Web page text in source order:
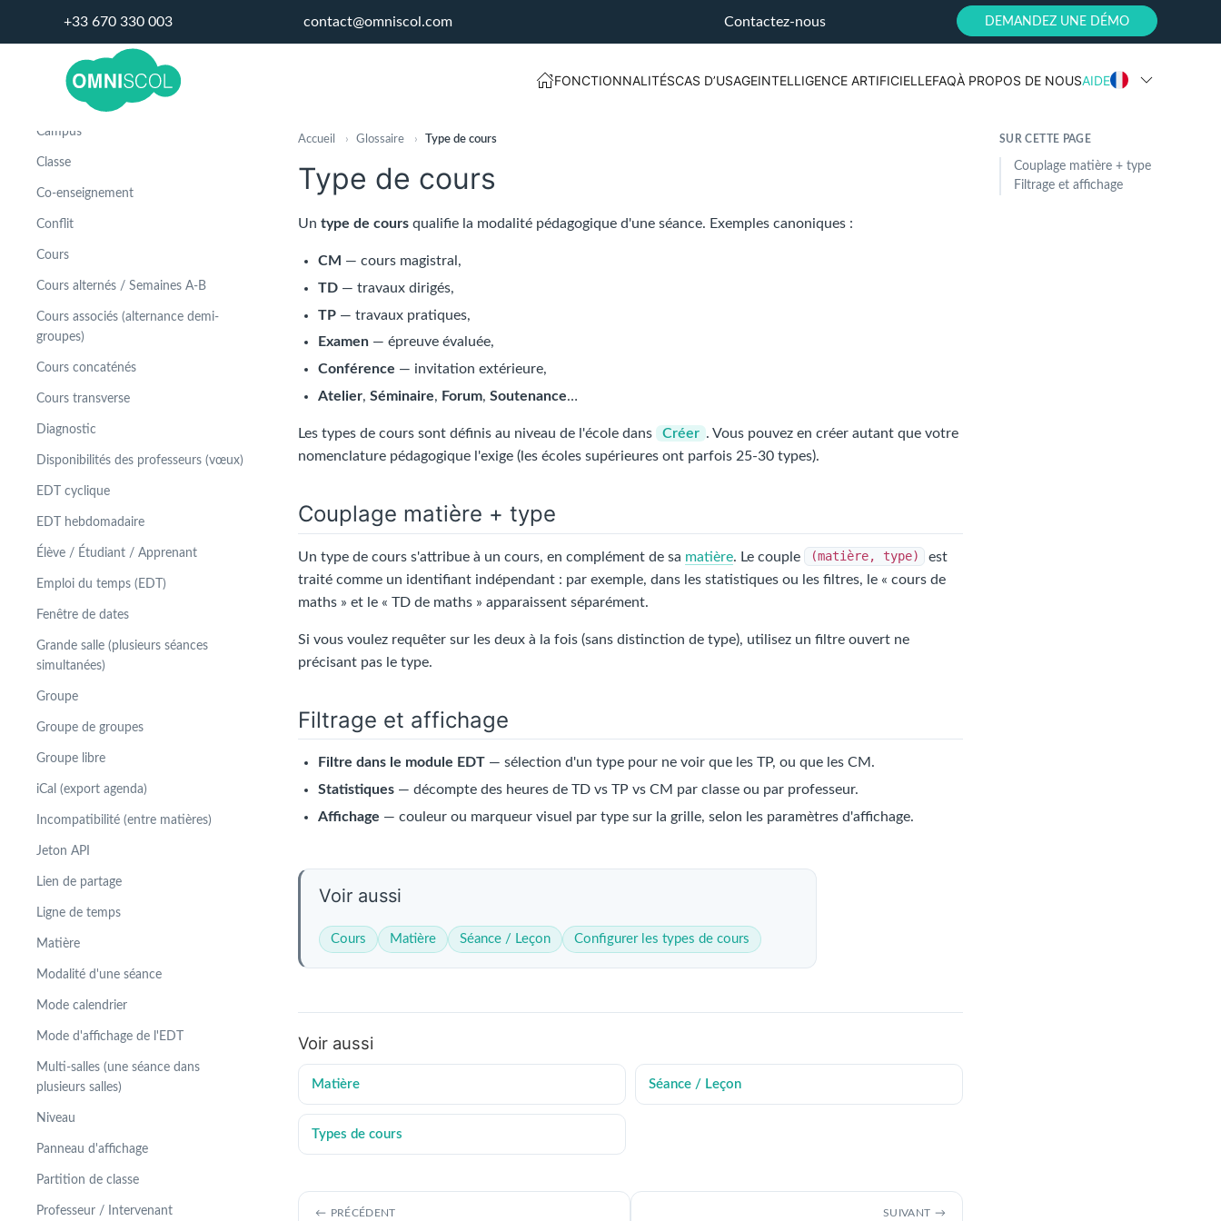
+33 670 330 003 contact@omniscol.com Contactez-nous DEMANDEZ UNE DÉMO
FONCTIONNALITÉSCAS D’USAGEINTELLIGENCE ARTIFICIELLEFAQÀ PROPOS DE NOUSAIDE
Alignement de groupes
Année scolaire
Campus
Classe
Co-enseignement
Conflit
Cours
Cours alternés / Semaines A-B
Cours associés (alternance demi-
groupes)
Cours concaténés
Cours transverse
Diagnostic
Disponibilités des professeurs (vœux)
EDT cyclique
EDT hebdomadaire
Élève / Étudiant / Apprenant
Emploi du temps (EDT)
Fenêtre de dates
Grande salle (plusieurs séances
simultanées)
Groupe
Groupe de groupes
Groupe libre
iCal (export agenda)
Incompatibilité (entre matières)
Jeton API
Lien de partage
Ligne de temps
Matière
Modalité d'une séance
Mode calendrier
Mode d'affichage de l'EDT
Multi-salles (une séance dans
plusieurs salles)
Niveau
Panneau d'affichage
Partition de classe
Professeur / Intervenant
Accueil › Glossaire › Type de cours
Type de cours
Un type de cours qualifie la modalité pédagogique d'une séance. Exemples canoniques :
CM — cours magistral,
TD — travaux dirigés,
TP — travaux pratiques,
Examen — épreuve évaluée,
Conférence — invitation extérieure,
Atelier,Séminaire, Forum,Soutenance…
Les types de cours sont définis au niveau de l'école dans Créer . Vous pouvez en créer autant que votre
nomenclature pédagogique l'exige (les écoles supérieures ont parfois 25-30 types).
Couplage matière + type
Un type de cours s'attribue à un cours, en complément de sa matière. Le couple (matière, type)
est
traité comme un identifiant indépendant : par exemple, dans les statistiques ou les filtres, le « cours de
maths » et le « TD de maths » apparaissent séparément.
Si vous voulez requêter sur les deux à la fois (sans distinction de type), utilisez un filtre ouvert ne
précisant pas le type.
Filtrage et affichage
Filtre dans le module EDT — sélection d'un type pour ne voir que les TP, ou que les CM.
Statistiques — décompte des heures de TD vs TP vs CM par classe ou par professeur.
Affichage — couleur ou marqueur visuel par type sur la grille, selon les paramètres d'affichage.
Voir aussi
Cours Matière Séance / Leçon Configurer les types de cours
Voir aussi
Matière Séance / Leçon
Types de cours
PRÉCÉDENT SUIVANT
SUR CETTE PAGE
Couplage matière + type
Filtrage et affichage